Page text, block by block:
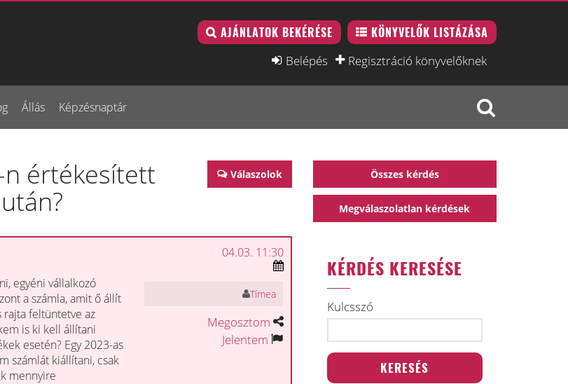
AJÁNLATOK BEKÉRÉSE KÖNYVELŐK LISTÁZÁSA
Belépés Regisztráció könyvelőknek
Állás Képzésnaptár
Válaszolok
n értékesített
egyéni vállalkozó
a számla, amit ő állít
rajta feltüntetve az
is ki kell állítani
esetén? Egy 2023-as
számlát kiállítani, csak
mennyire
04.03. 11:30
Tímea
Megosztom
Jelentem
Összes kérdés
Megválaszolatlan kérdések
KÉRDÉS KERESÉSE
Kulcsszó